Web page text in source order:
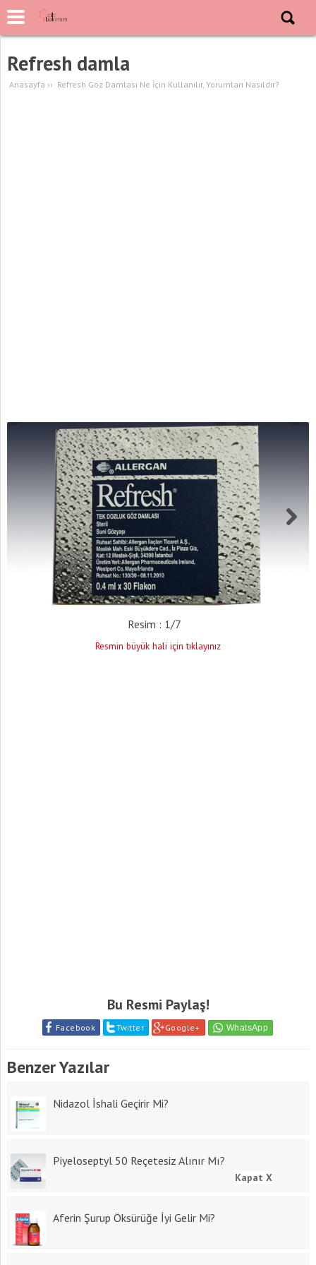
Refresh damla
Anasayfa ›› Refresh Göz Damlası Ne İçin Kullanılır, Yorumları Nasıldır?
Resim : 1/7
Resmin büyük hali için tıklayınız
Bu Resmi Paylaş!
Facebook Twitter Google+
Benzer Yazılar
Nidazol İshali Geçirir Mi?
Piyeloseptyl 50 Reçetesiz Alınır Mı?
Aferin Şurup Öksürüğe İyi Gelir Mi?
Kapat X